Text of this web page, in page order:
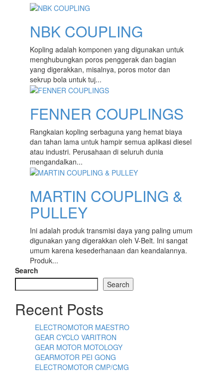
NBK COUPLING
Kopling adalah komponen yang digunakan untuk
menghubungkan poros penggerak dan bagian
yang digerakkan, misalnya, poros motor dan
sekrup bola untuk tuj...
FENNER COUPLINGS
Rangkaian kopling serbaguna yang hemat biaya
dan tahan lama untuk hampir semua aplikasi diesel
atau industri. Perusahaan di seluruh dunia
mengandalkan...
MARTIN COUPLING &
PULLEY
Ini adalah produk transmisi daya yang paling umum
digunakan yang digerakkan oleh V-Belt. Ini sangat
umum karena kesederhanaan dan keandalannya.
Produk...
Search
Search
Recent Posts
ELECTROMOTOR MAESTRO
GEAR CYCLO VARITRON
GEAR MOTOR MOTOLOGY
GEARMOTOR PEI GONG
ELECTROMOTOR CMP/CMG